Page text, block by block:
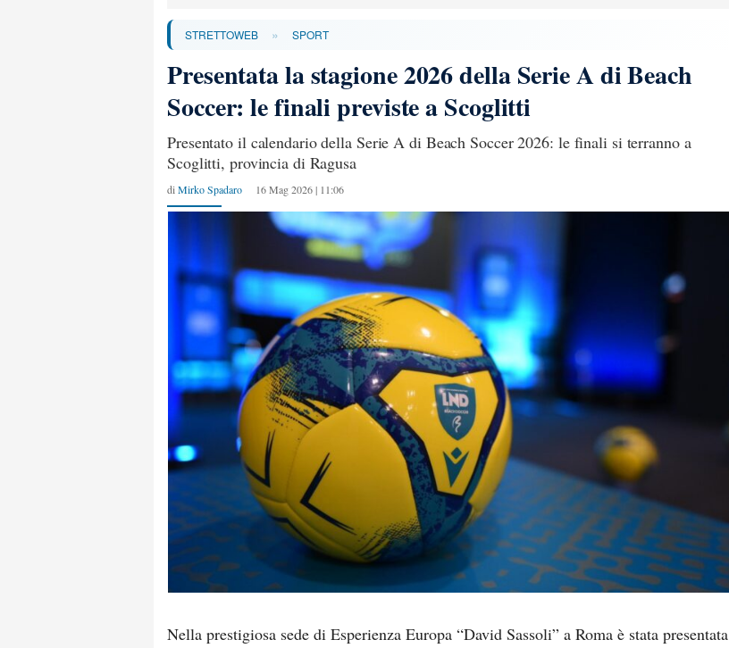
STRETTOWEB » SPORT
Presentata la stagione 2026 della Serie A di Beach
Soccer: le finali previste a Scoglitti
Presentato il calendario della Serie A di Beach Soccer 2026: le finali si terranno a
Scoglitti, provincia di Ragusa
di Mirko Spadaro 16 Mag 2026 | 11:06
Nella prestigiosa sede di Esperienza Europa “David Sassoli” a Roma è stata presentata